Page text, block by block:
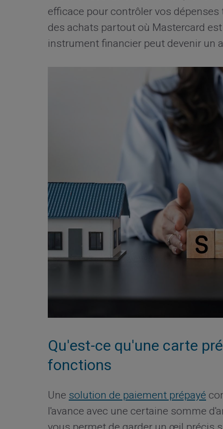
efficace pour contrôler vos
des achats partout où Mastercard
instrument financier peut devenir un
Qu'est-ce qu'une carte
fonctions
Une solution de paiement prépayé
l'avance avec une certaine somme